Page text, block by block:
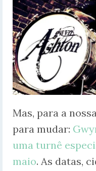
Mas, para a
para mudar:
uma turnê
maio. As datas,